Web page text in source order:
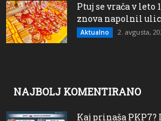
Ptuj se vrača v leto
znova napolnil
Aktualno 2. avgusta,
NAJBOLJ KOMENTIRANO
Kaj prinaša PKP7?